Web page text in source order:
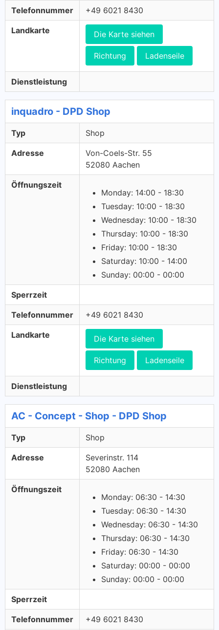
Telefonnummer +49 6021 8430
Landkarte Die Karte siehen
Richtung Ladenseile
Dienstleistung
inquadro - DPD Shop
Typ Shop
Adresse
Von-Coels-Str. 55
52080 Aachen
Öffnungszeit
Monday: 14:00 - 18:30
Tuesday: 10:00 - 18:30
Wednesday: 10:00 - 18:30
Thursday: 10:00 - 18:30
Friday: 10:00 - 18:30
Saturday: 10:00 - 14:00
Sunday: 00:00 - 00:00
Sperrzeit
Telefonnummer +49 6021 8430
Landkarte Die Karte siehen
Richtung Ladenseile
Dienstleistung
AC - Concept - Shop - DPD Shop
Typ Shop
Adresse
Severinstr. 114
52080 Aachen
Öffnungszeit
Monday: 06:30 - 14:30
Tuesday: 06:30 - 14:30
Wednesday: 06:30 - 14:30
Thursday: 06:30 - 14:30
Friday: 06:30 - 14:30
Saturday: 00:00 - 00:00
Sunday: 00:00 - 00:00
Sperrzeit
Telefonnummer +49 6021 8430